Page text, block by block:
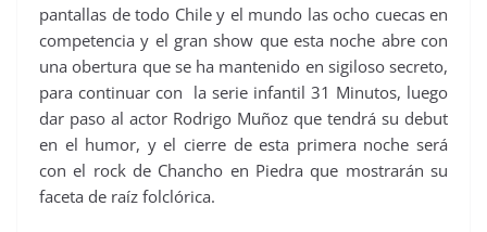
pantallas de todo Chile y el mundo las ocho cuecas en
competencia y el gran show que esta noche abre con
una obertura que se ha mantenido en sigiloso secreto,
para continuar con la serie infantil 31 Minutos, luego
dar paso al actor Rodrigo Muñoz que tendrá su debut
en el humor, y el cierre de esta primera noche será
con el rock de Chancho en Piedra que mostrarán su
faceta de raíz folclórica.